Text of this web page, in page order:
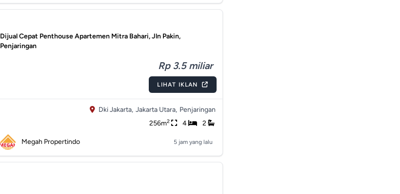
Dijual Cepat Penthouse Apartemen Mitra Bahari, Jln Pakin,
Penjaringan
Rp 3.5 miliar
LIHAT IKLAN
Dki Jakarta, Jakarta Utara, Penjaringan
256m2 4 2
Megah Propertindo 5 jam yang lalu